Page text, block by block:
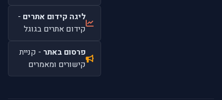
ליגה קידום אתרים -
קידום אתרים בגוגל
פרסום באתר - קניית
קישורים ומאמרים